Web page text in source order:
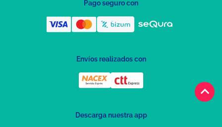
keyboard_arrow_up
Pago seguro con
Envíos realizados con
Descarga nuestra app